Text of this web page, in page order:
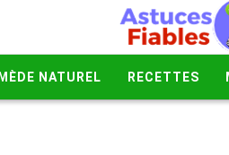
NATUREL RECETTES